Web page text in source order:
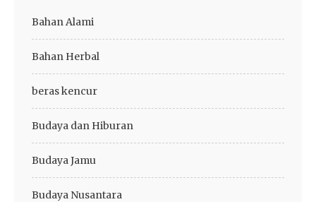
Bahan Alami
Bahan Herbal
beras kencur
Budaya dan Hiburan
Budaya Jamu
Budaya Nusantara